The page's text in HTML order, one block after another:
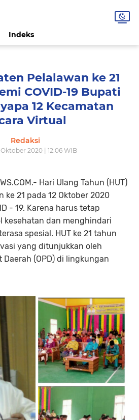
Indeks
Pelalawan ke 21
COVID-19 Bupati
12 Kecamatan
Virtual
Redaksi
Oktober 2020 | 12:06 WIB
Hari Ulang Tahun (HUT)
ke 21 pada 12 Oktober 2020
- 19. Karena harus tetap
kesehatan dan menghindari
spesial. HUT ke 21 tahun
yang ditunjukkan oleh
Daerah (OPD) di lingkungan